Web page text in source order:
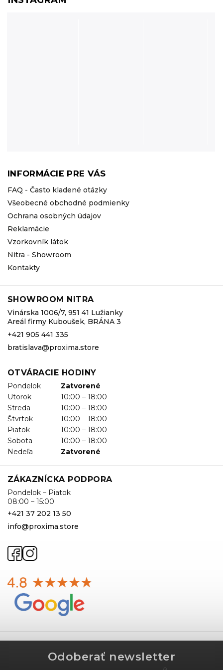
INFORMÁCIE PRE VÁS
FAQ - Často kladené otázky
Všeobecné obchodné podmienky
Ochrana osobných údajov
Reklamácie
Vzorkovník látok
Nitra - Showroom
Kontakty
SHOWROOM NITRA
Vinárska 1006/7, 951 41 Lužianky
Areál firmy Kuboušek, BRÁNA 3
+421 905 441 335
bratislava@proxima.store
OTVÁRACIE HODINY
Pondelok
Zatvorené
Utorok
10:00 – 18:00
Streda
10:00 – 18:00
Štvrtok
10:00 – 18:00
Piatok
10:00 – 18:00
Sobota
10:00 – 18:00
Nedeľa
Zatvorené
ZÁKAZNÍCKA PODPORA
Pondelok – Piatok
08:00 – 15:00
+421 37 202 13 50
info@proxima.store
Odoberať newsletter